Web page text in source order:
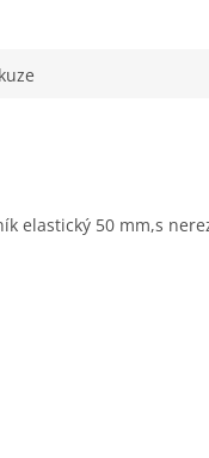
elastický 50 mm,s